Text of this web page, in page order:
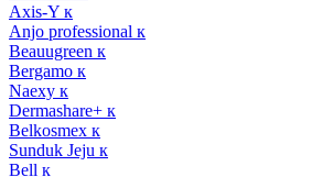
Axis-Y к
Anjo professional к
Beauugreen к
Bergamo к
Naexy к
Dermashare+ к
Belkosmex к
Sunduk Jeju к
Bell к